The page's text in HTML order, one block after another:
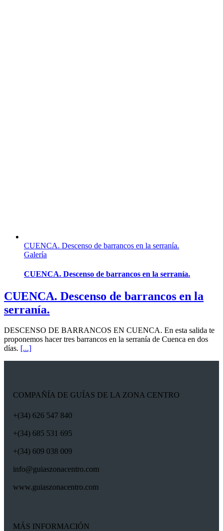
CUENCA. Descenso de barrancos en la serranía.
Galería
CUENCA. Descenso de barrancos en la serranía.
CUENCA. Descenso de barrancos en la
serranía.
DESCENSO DE BARRANCOS EN CUENCA. En esta salida te
proponemos hacer tres barrancos en la serranía de Cuenca en dos
días. [...]
COMPAÑÍA DE GUÍAS DE LA ZONA CENTRO
+(34) 626 547 840
+(34) 685 531 695
+(34) 609 038 009
info@guiaszonacentro.com
www.guiaszonacentro.com
MÁS INFORMACIÓN